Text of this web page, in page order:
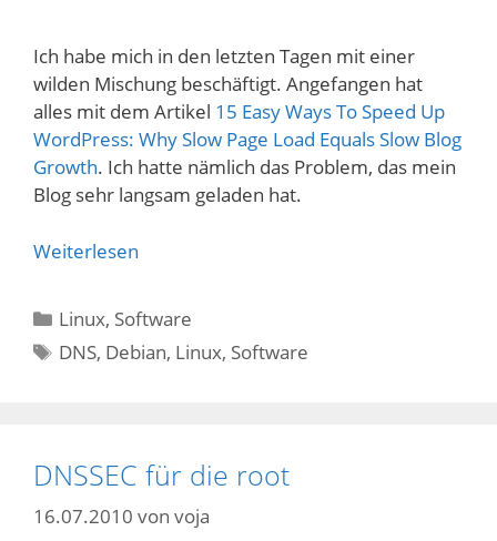
Ich habe mich in den letzten Tagen mit einer
wilden Mischung beschäftigt. Angefangen hat
alles mit dem Artikel 15 Easy Ways To Speed Up
WordPress: Why Slow Page Load Equals Slow Blog
Growth. Ich hatte nämlich das Problem, das mein
Blog sehr langsam geladen hat.
Weiterlesen
Kategorien
Linux, Software
Schlagwörter
DNS, Debian, Linux, Software
DNSSEC für die root
16.07.2010 von voja